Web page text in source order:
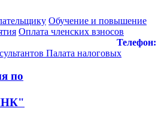
Обучение и повышение
Оплата членских взносов
Телефон:
Палата налоговых
по